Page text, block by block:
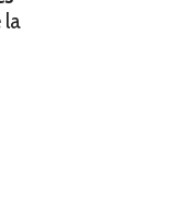
la